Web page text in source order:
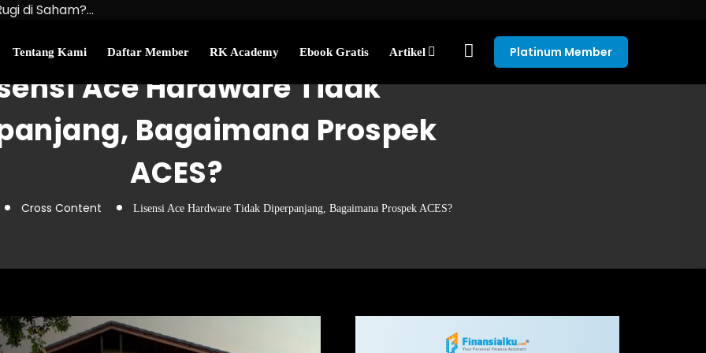
di Saham?…
Uang Perlu…
Tentang Kami Daftar Member RK Academy Ebook Gratis Artikel Platinum Member
Ace Hardware Tidak
Bagaimana Prospek
ACES?
Cross Content Lisensi Ace Hardware Tidak Diperpanjang, Bagaimana Prospek ACES?